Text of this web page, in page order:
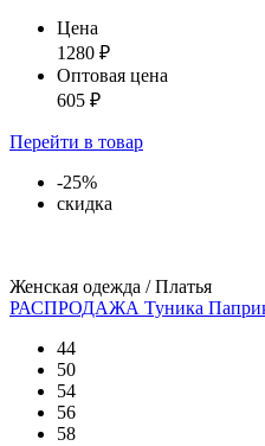
Цена
1280 ₽
Оптовая цена
605 ₽
Перейти в товар
-25%
скидка
Женская одежда / Платья
РАСПРОДАЖА Туника
44
50
54
56
58